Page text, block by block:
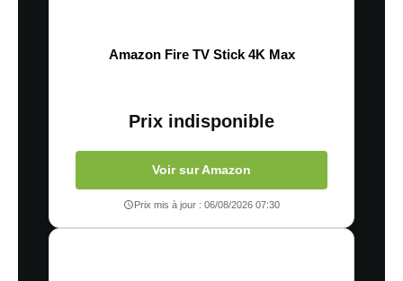
Amazon Fire TV Stick 4K Max
Prix indisponible
Voir sur Amazon
Prix mis à jour : 06/08/2026 07:30